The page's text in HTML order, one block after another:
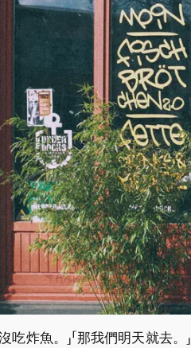
吃炸魚。」「那我們明天就去。」